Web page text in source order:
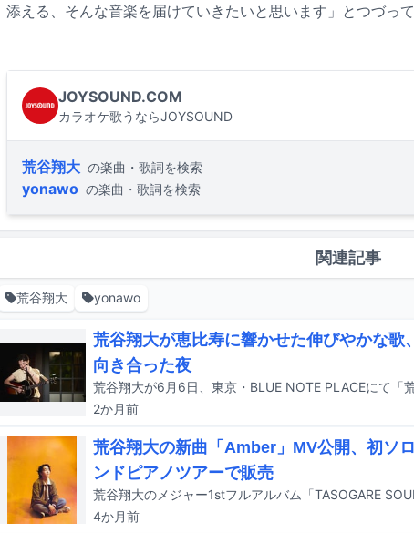
添える、そんな音楽を届けていきたいと思います」とつづって
JOYSOUND.COM
カラオケ歌うならJOYSOUND
荒谷翔大 の楽曲・歌詞を検索
yonawo の楽曲・歌詞を検索
関連記事
荒谷翔大 yonawo
荒谷翔大が恵比寿に響かせた伸びやかな歌
向き合った夜
2か月前
荒谷翔大の新曲「Amber」MV公開、初ソ
ンドピアノツアーで販売
4か月前